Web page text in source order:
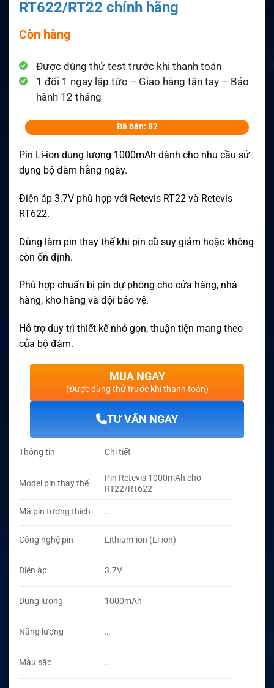
RT622/RT22 chính hãng
Còn hàng
Được dùng thử test trước khi thanh toán
1 đổi 1 ngay lập tức – Giao hàng tận tay – Bảo
hành 12 tháng
Đã bán: 82
Pin Li-ion dung lượng 1000mAh dành cho nhu cầu sử
dụng bộ đàm hằng ngày.
Điện áp 3.7V phù hợp với Retevis RT22 và Retevis
RT622.
Dùng làm pin thay thế khi pin cũ suy giảm hoặc không
còn ổn định.
Phù hợp chuẩn bị pin dự phòng cho cửa hàng, nhà
hàng, kho hàng và đội bảo vệ.
Hỗ trợ duy trì thiết kế nhỏ gọn, thuận tiện mang theo
của bộ đàm.
MUA NGAY
(Được dùng thử trước khi thanh toán)
TƯ VẤN NGAY
Thông tin Chi tiết
Model pin thay thế
Pin Retevis 1000mAh cho
RT22/RT622
Mã pin tương thích …
Công nghệ pin Lithium-ion (Li-ion)
Điện áp 3.7V
Dung lượng 1000mAh
Năng lượng …
Màu sắc …